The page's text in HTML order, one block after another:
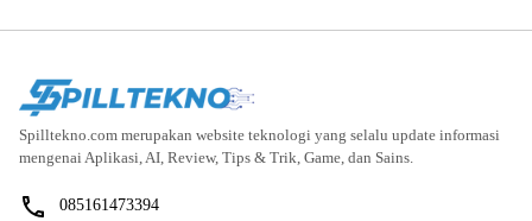
Spilltekno.com merupakan website teknologi yang selalu update informasi
mengenai Aplikasi, AI, Review, Tips & Trik, Game, dan Sains.
085161473394